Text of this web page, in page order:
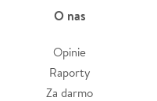
O nas
Opinie
Raporty
Za darmo